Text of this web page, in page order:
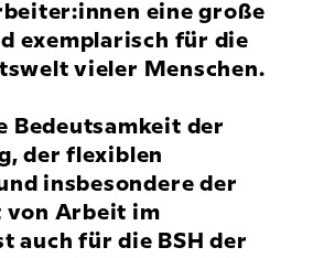
eine große
exemplarisch für die
vieler Menschen.
Bedeutsamkeit der
der flexiblen
insbesondere der
Arbeit im
auch für die BSH der